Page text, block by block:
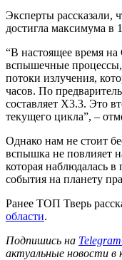
Эксперты рассказали,
достигла максимума в
“В настоящее время
вспышечные
потоки излучения,
часов. По
составляет X3.3. Это
текущего цикла”, –
Однако нам не стоит
вспышка не повлияет
которая наблюдалась
события на планету
Ранее ТОП Тверь
области.
Подпишись на
актуальные новости